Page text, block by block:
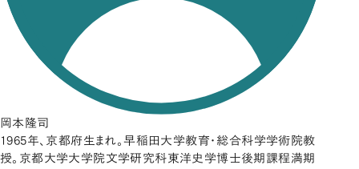
岡本隆司
1965年、京都府生まれ。早稲田大学教育・総合科学学術院教
授。京都大学大学院文学研究科東洋史学博士後期課程満期